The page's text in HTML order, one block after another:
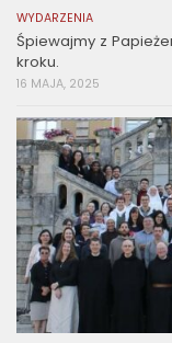
WYDARZENIA
Śpiewajmy z
kroku.
16 MAJA, 2025